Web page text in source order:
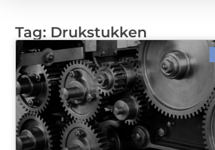
Tag: Drukstukken